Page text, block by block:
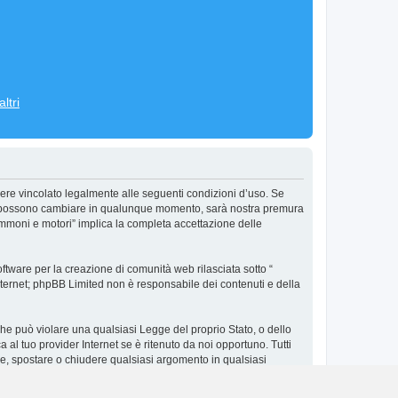
vincolato legalmente alle seguenti condizioni d’uso. Se
cambiare in qualunque momento, sarà nostra premura
e motori” implica la completa accettazione delle
per la creazione di comunità web rilasciata sotto “
phpBB Limited non è responsabile dei contenuti e della
può violare una qualsiasi Legge del proprio Stato, o dello
al tuo provider Internet se è ritenuto da noi opportuno. Tutti
spostare o chiudere qualsiasi argomento in qualsiasi